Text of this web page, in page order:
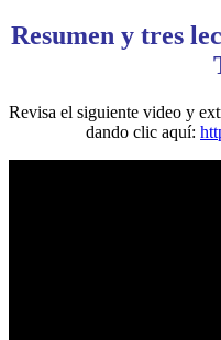
Resumen y tres
Revisa el siguiente video y
dando clic aquí: